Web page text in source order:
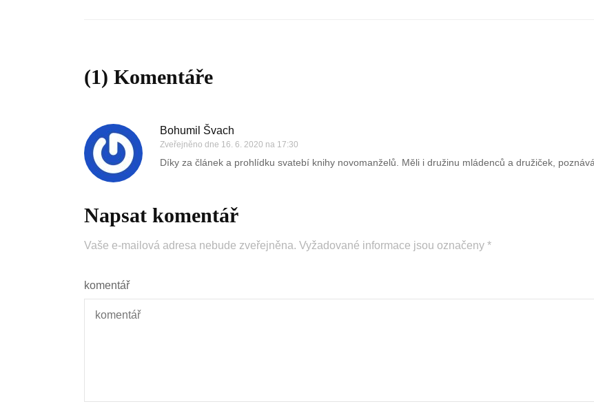
(1) Komentáře
Bohumil Švach
Zveřejněno dne 16. 6. 2020 na 17:30
Díky za článek a prohlídku svatebí knihy novomanželů. Měli i družinu mládenců a družiček,
Napsat komentář
Vaše e-mailová adresa nebude zveřejněna. Vyžadované informace jsou označeny *
komentář